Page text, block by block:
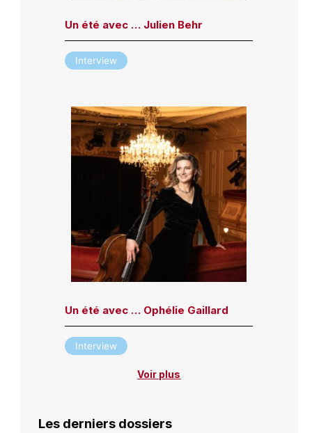
Un été avec … Julien Behr
Interview
Un été avec … Ophélie Gaillard
Interview
Voir plus
Les derniers dossiers